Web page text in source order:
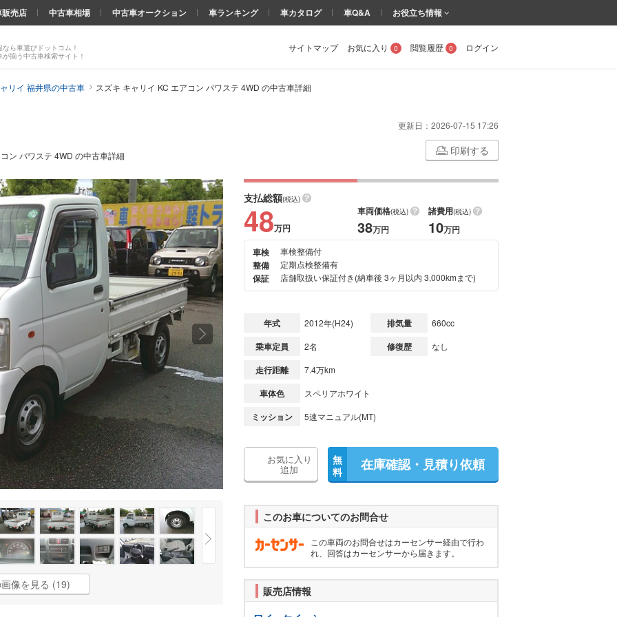
ら車選びドットコム！
揃う中古車検索サイト！
サイトマップ お気に入り 0 閲覧履歴 0 ログイン
売店 中古車相場 中古車オークション 車ランキング 車カタログ 車Q&A お役立ち情報
リイ 福井県の中古車 スズキ キャリイ KC エアコン パワステ 4WD の中古車詳細
更新日： 2026-07-15 17:26
ン パワステ 4WD の中古車詳細 印刷する
次の
画像
像を見る (19)
支払総額(税込)
48万円
車両価格(税込)
38万円
諸費用(税込)
10万円
車検
車検整備付
整備 定期点検整備有
保証 店舗取扱い保証付き(納車後 3ヶ月以内 3,000kmまで)
年式 2012年(H24) 排気量 660cc
乗車定員 2名 修復歴 なし
走行距離 7.4万km
車体色 スペリアホワイト
ミッション 5速マニュアル(MT)
お気に入り
追加
無
料
在庫確認・見積り依頼
このお車についてのお問合せ
この車両のお問合せはカーセンサー経由で行わ
れ、回答はカーセンサーから届きます。
販売店情報